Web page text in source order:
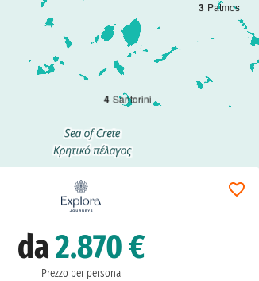
3 Patmos
4 Santorini
da2.870 €
Prezzo per persona